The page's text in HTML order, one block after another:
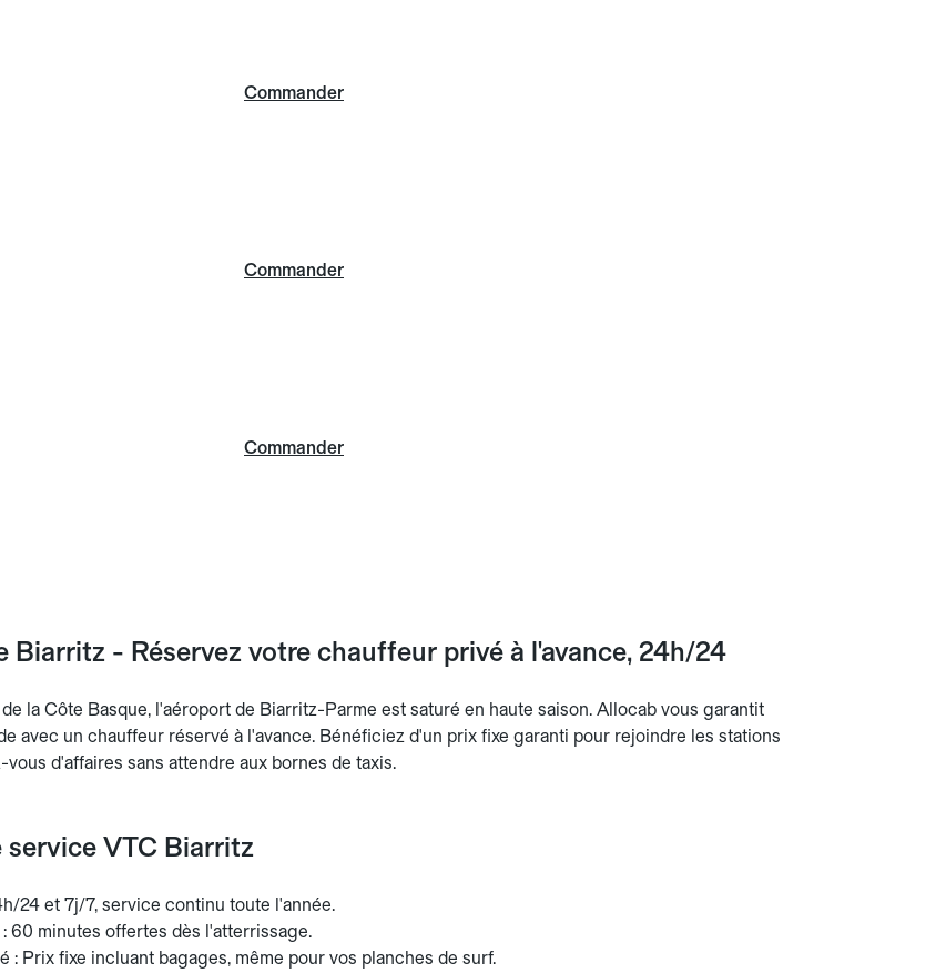
Commander
Commander
Commander
Biarritz - Réservez votre chauffeur privé à l'avance, 24h/24
la Côte Basque, l'aéroport de Biarritz-Parme est saturé en haute saison. Allocab vous garantit
avec un chauffeur réservé à l'avance. Bénéficiez d'un prix fixe garanti pour rejoindre les stations
d'affaires sans attendre aux bornes de taxis.
service VTC Biarritz
24 et 7j/7, service continu toute l'année.
60 minutes offertes dès l'atterrissage.
: Prix fixe incluant bagages, même pour vos planches de surf.